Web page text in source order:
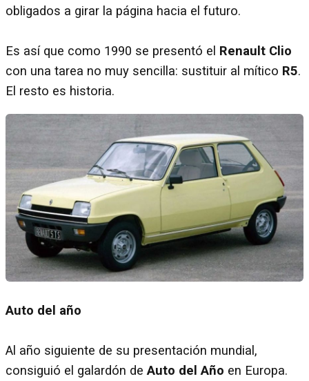
obligados a girar la página hacia el futuro.
Es así que como 1990 se presentó el Renault Clio
con una tarea no muy sencilla: sustituir al mítico R5.
El resto es historia.
Auto del año
Al año siguiente de su presentación mundial,
consiguió el galardón deAuto del Año en Europa.